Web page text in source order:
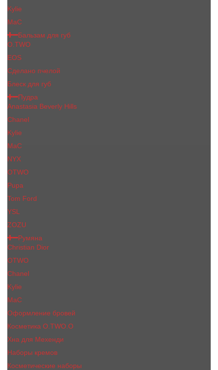
Kylie
МаС
Бальзам для губ
O.TWO
EOS
Сделано пчелой
Блеск для губ
Пудра
Anastasia Beverly Hills
Chanel
Kylie
MaC
NYX
OTWO
Pupa
Tom Ford
YSL
ZOZU
Румяна
Christian Dior
OTWO
Сhanеl
Kylie
MaC
Оформление бровей
Косметика O.TWO.O
Хна для Мехенди
Наборы кремов
Косметические наборы